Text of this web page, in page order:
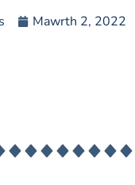
Mawrth 2, 2022